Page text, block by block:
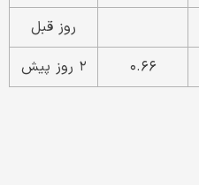
روز قبل
۰.۶۶ ۲ روز پیش